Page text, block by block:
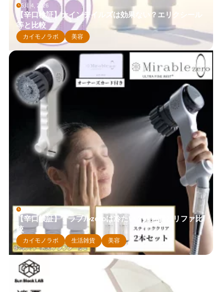
5月 4, 2026
【辛口検証】ナインテイルズは効果ない？エリクシール
等と比較
カイモノラボ 美容
5月 4, 2026
【辛口検証】ミラブルzeroは冷たい？維持費とリファ比
較
カイモノラボ 生活雑貨 美容